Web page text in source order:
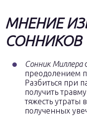
МНЕНИЕ
СОННИКОВ
Сонник Миллера
преодолением
Разбиться при
получить
тяжесть утраты
полученных